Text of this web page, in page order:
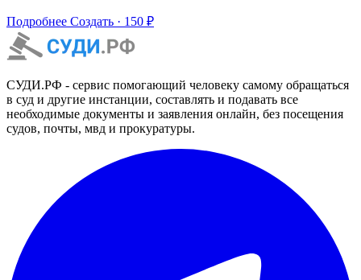
Подробнее Создать · 150 ₽
СУДИ.РФ - сервис помогающий человеку самому обращаться
в суд и другие инстанции, составлять и подавать все
необходимые документы и заявления онлайн, без посещения
судов, почты, мвд и прокуратуры.